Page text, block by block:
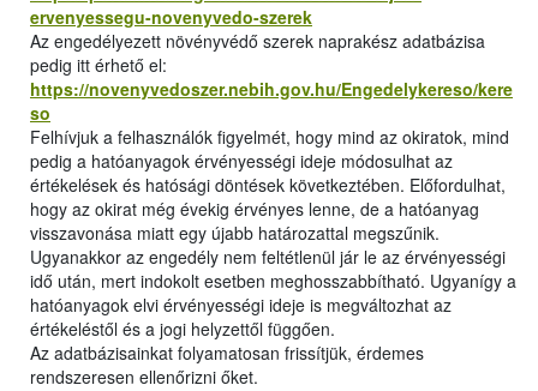
ervenyessegu-novenyvedo-szerek
Az engedélyezett növényvédő szerek naprakész adatbázisa
pedig itt érhető el:
https://novenyvedoszer.nebih.gov.hu/Engedelykereso/kere
so
Felhívjuk a felhasználók figyelmét, hogy mind az okiratok, mind
pedig a hatóanyagok érvényességi ideje módosulhat az
értékelések és hatósági döntések következtében. Előfordulhat,
hogy az okirat még évekig érvényes lenne, de a hatóanyag
visszavonása miatt egy újabb határozattal megszűnik.
Ugyanakkor az engedély nem feltétlenül jár le az érvényességi
idő után, mert indokolt esetben meghosszabbítható. Ugyanígy a
hatóanyagok elvi érvényességi ideje is megváltozhat az
értékeléstől és a jogi helyzettől függően.
Az adatbázisainkat folyamatosan frissítjük, érdemes
rendszeresen ellenőrizni őket.